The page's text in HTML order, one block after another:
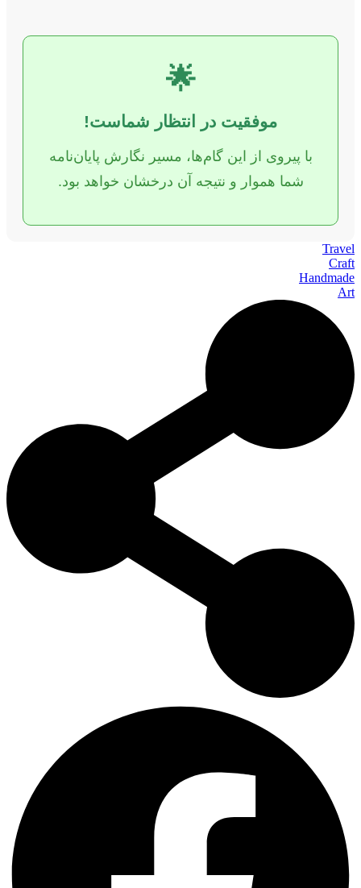
🌟
موفقیت در انتظار شماست!
با پیروی از این گام‌ها، مسیر نگارش پایان‌نامه
شما هموار و نتیجه آن درخشان خواهد بود.
Travel
Craft
Handmade
Art